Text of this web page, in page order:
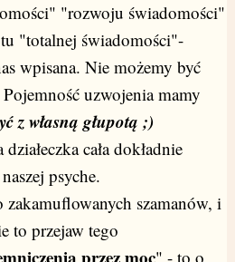
"rozwoju świadomości"
"totalnej świadomości"-
wpisana. Nie możemy być
uzwojenia mamy
z własną głupotą ;)
cała dokładnie
psyche.
szamanów, i
to przejaw tego
" - to o